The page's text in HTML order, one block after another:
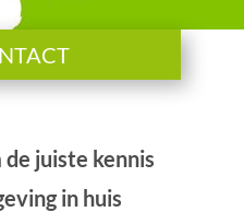
juiste kennis
in huis